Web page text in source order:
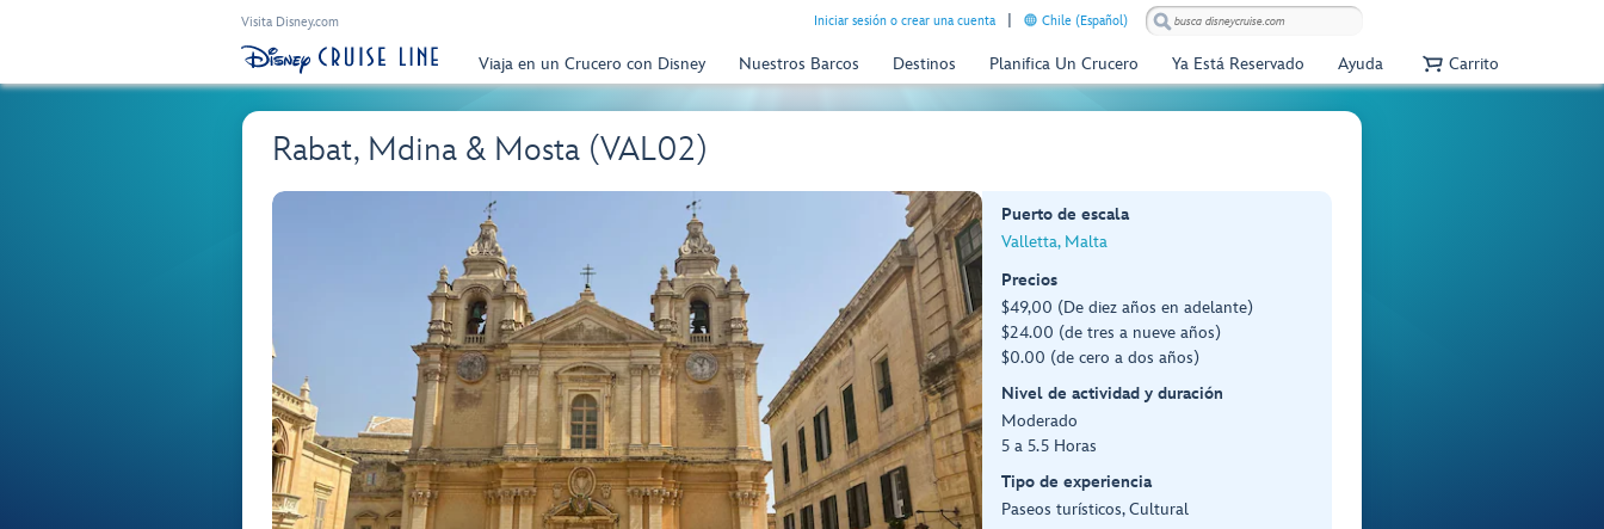
Visita Disney.com Iniciar sesión o crear una cuenta Chile (Español)
Viaja en un Crucero con Disney Nuestros Barcos Destinos Planifica Un Crucero Ya Está Reservado Ayuda Carrito
Rabat, Mdina & Mosta (VAL02)
Puerto de escala
Valletta, Malta
Precios
$49,00 (De diez años en adelante)
$24.00 (de tres a nueve años)
$0.00 (de cero a dos años)
Nivel de actividad y duración
Moderado
5 a 5.5 Horas
Tipo de experiencia
Paseos turísticos, Cultural